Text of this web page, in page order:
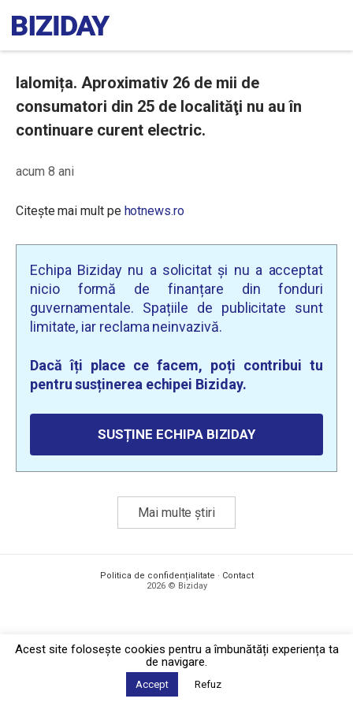
Ialomița. Aproximativ 26 de mii de
consumatori din 25 de localităţi nu au în
continuare curent electric.
acum 8 ani
Citește mai mult pe hotnews.ro
Echipa Biziday nu a solicitat și nu a acceptat
nicio formă de finanțare din fonduri
guvernamentale. Spațiile de publicitate sunt
limitate, iar reclama neinvazivă.
Dacă îți place ce facem, poți contribui tu
pentru susținerea echipei Biziday.
SUSȚINE ECHIPA BIZIDAY
Mai multe știri
Politica de confidențialitate · Contact
2026 © Biziday
Acest site foloseşte cookies pentru a îmbunătăți experiența ta
de navigare.
Accept Refuz